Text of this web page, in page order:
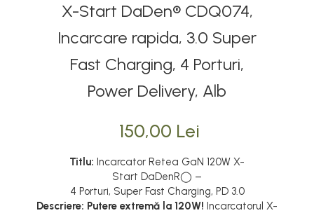
X-Start DaDen® CDQ074,
Incarcare rapida, 3.0 Super
Fast Charging, 4 Porturi,
Power Delivery, Alb
150,00 Lei
Titlu: Incarcator Retea GaN 120W X-
Start DaDenR◯ –
4 Porturi, Super Fast Charging, PD 3.0
Descriere: Putere extremă la 120W! Incarcatorul X-